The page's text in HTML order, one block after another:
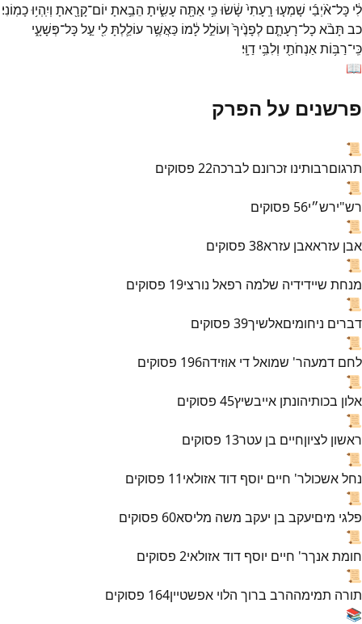
לִ֔י כָּל־אֹ֨יְבַ֜י שָׁמְע֤וּ רָֽעָתִי֙ שָׂ֔שׂוּכִּ֥י אַתָּ֖ה עָשִׂ֑יתָ הֵבֵ֥אתָ יוֹם־קָרָ֖אתָ וְיִֽהְי֥וּכָמֽוֹנִי׃
כב תָּבֹ֨אכָל־רָעָתָ֤ם לְפָנֶ֙יךָ֙ וְעוֹלֵ֣ללָ֔מוֹ כַּאֲשֶׁ֥רעוֹלַ֛לְתָּלִ֖י עַ֣לכָּל־פְּשָׁעָ֑י
כִּֽי־רַבּ֥וֹתאַנְחֹתַ֖י וְלִבִּ֥י דַוָּֽי׃
📖
פרשנים על הפרק
📜
תרגוםרבותינו זכרונם לברכה22 פסוקים
📜
רש"ירש״י56 פסוקים
📜
אבן עזראאבן עזרא38 פסוקים
📜
מנחת שיידידיה שלמה רפאל נורצי19 פסוקים
📜
דברים ניחומיםאלשיך39 פסוקים
📜
לחם דמעהר' שמואל די אוזידה196 פסוקים
📜
אלון בכותיהונתן אייבשיץ45 פסוקים
📜
ראשון לציוןחיים בן עטר13 פסוקים
📜
נחל אשכולר' חיים יוסף דוד אזולאי11 פסוקים
📜
פלגי מיםיעקב בן יעקב משה מליסא60 פסוקים
📜
חומת אנךר' חיים יוסף דוד אזולאי2 פסוקים
📜
תורה תמימההרב ברוך הלוי אפשטיין164 פסוקים
📚